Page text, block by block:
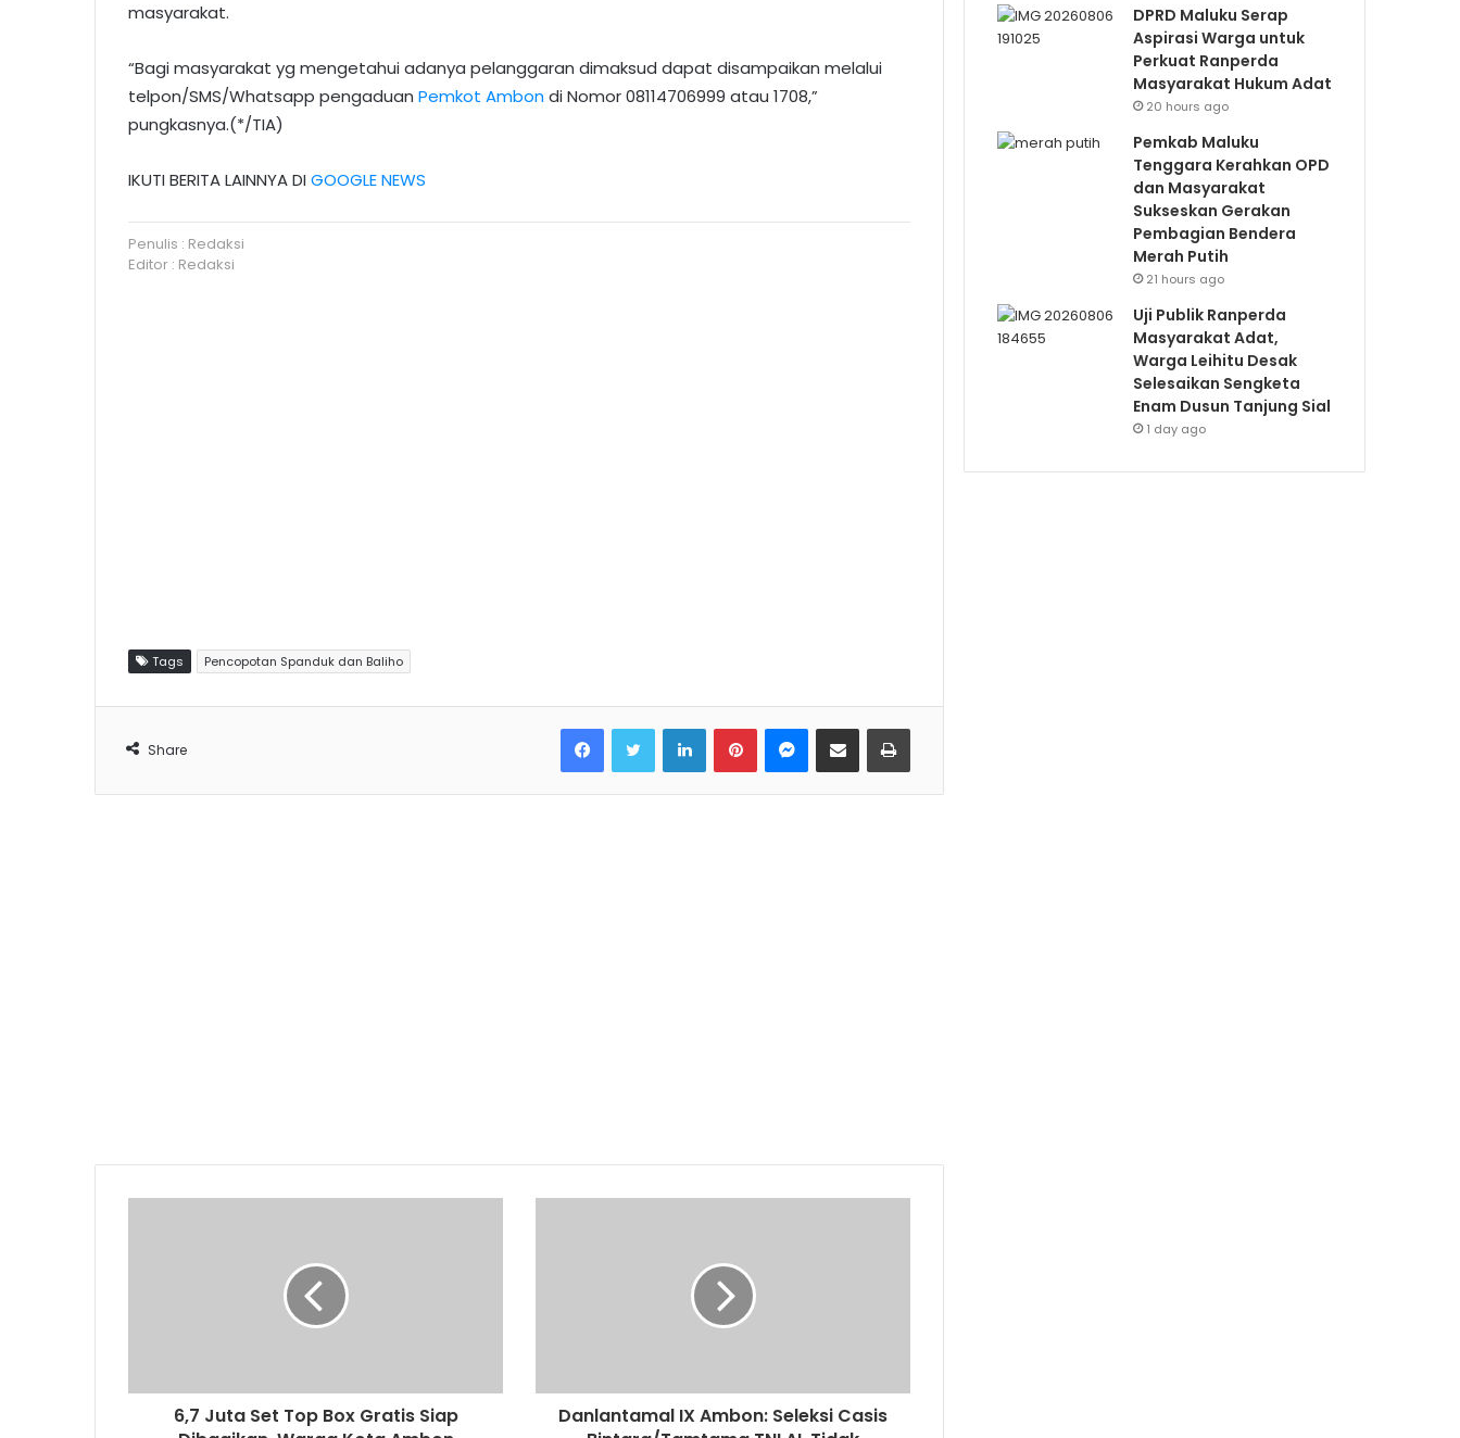
masyarakat.
“Bagi masyarakat yg mengetahui adanya pelanggaran dimaksud dapat disampaikan melalui
telpon/SMS/Whatsapp pengaduan Pemkot Ambondi Nomor 08114706999 atau 1708,”
pungkasnya.(*/TIA)
IKUTI BERITA LAINNYA DIGOOGLE NEWS
Penulis : Redaksi
Editor : Redaksi
Tags Pencopotan Spanduk dan Baliho
Share
LinkedIn
6,7 Juta Set Top Box Gratis Siap
Danlantamal IX Ambon: Seleksi Casis
DPRD Maluku Serap
Aspirasi Warga untuk
Perkuat Ranperda
Masyarakat Hukum Adat
20 hours ago
Pemkab Maluku
Tenggara Kerahkan OPD
dan Masyarakat
Sukseskan Gerakan
Pembagian Bendera
Merah Putih
21 hours ago
Uji Publik Ranperda
Masyarakat Adat,
Warga Leihitu Desak
Selesaikan Sengketa
Enam Dusun Tanjung Sial
1 day ago